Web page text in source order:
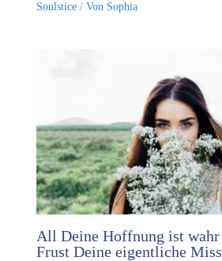
Soulstice/ Von Sophia
All Deine Hoffnung ist
Frust Deine eigentliche